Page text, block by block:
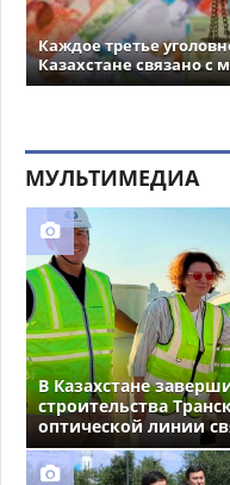
Каждое третье
Казахстане связано
МУЛЬТИМЕДИА
В Казахстане
строительства
оптической линии